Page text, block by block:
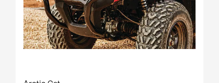
2013 700 XT EFT steel blue met
2013 Prowler HDX
2013 TBX 700 EGM T3S
2013 TRV 1000 XT TU EFT Homologated
2013 TRV 700 XT EFT black met